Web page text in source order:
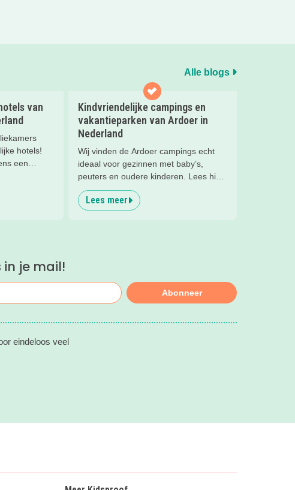
Alle blogs
van
hotels!
een
en boek
je
Kindvriendelijke campings en
vakantieparken van Ardoer in
Nederland
Wij vinden de Ardoer campings echt
ideaal voor gezinnen met baby’s,
peuters en oudere kinderen. Lees hier
waarom!
Lees meer
je mail!
Abonneer
eindeloos veel